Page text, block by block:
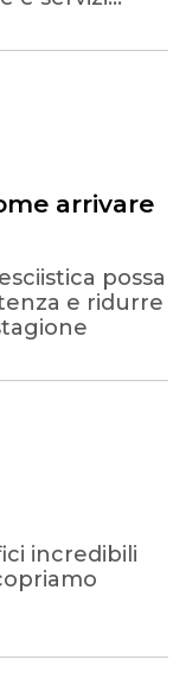
arrivare
possa
e ridurre
incredibili